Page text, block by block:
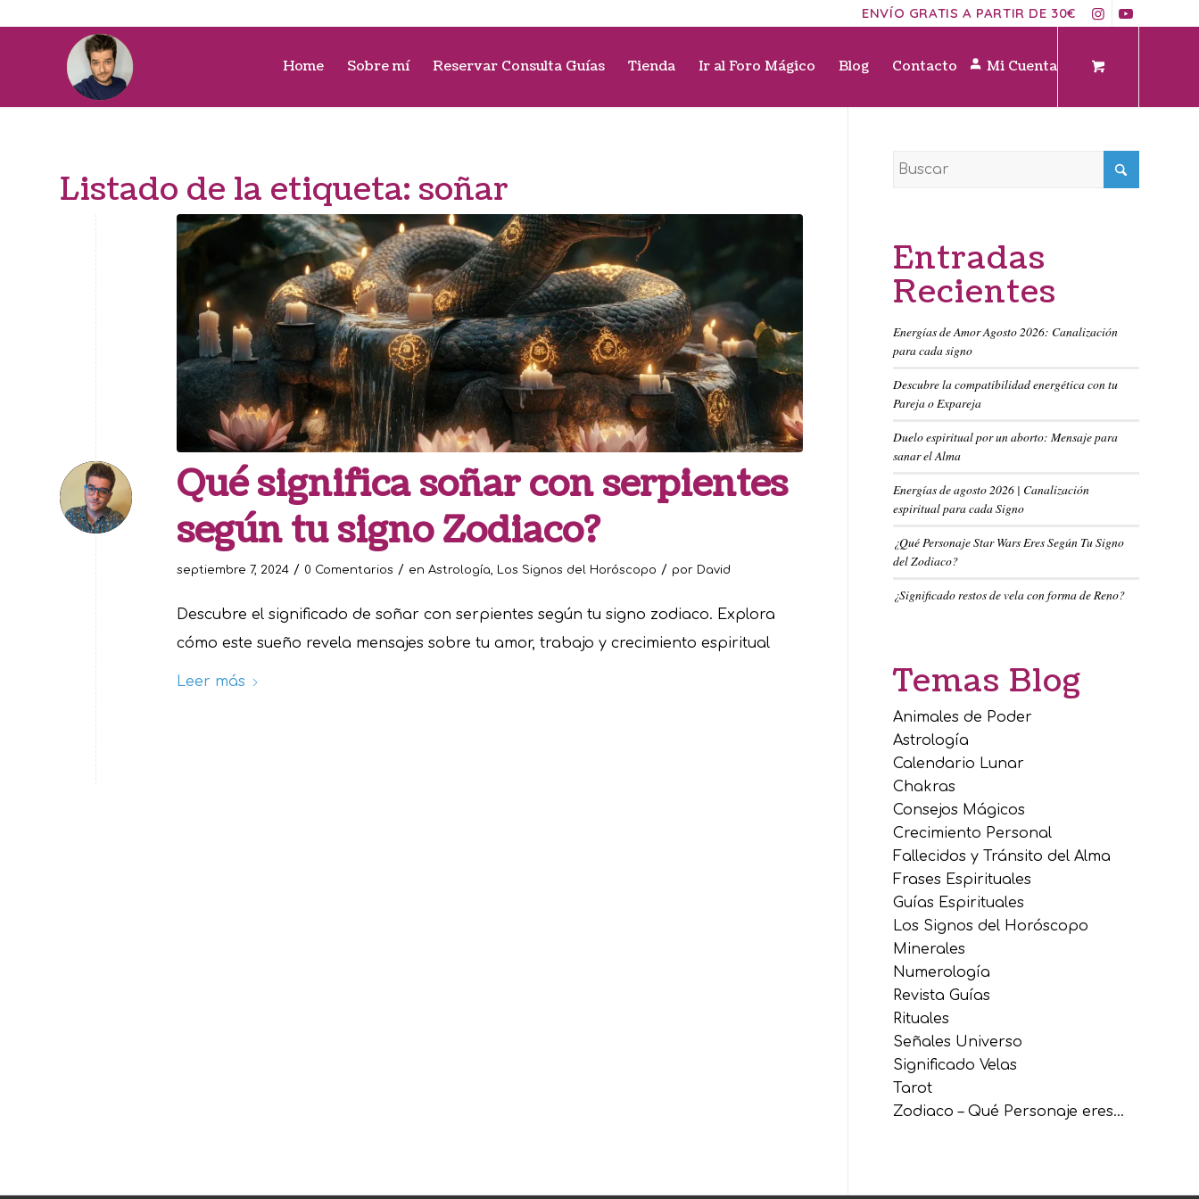
ENVÍO GRATIS A PARTIR DE 30€
Home Sobre mí Reservar Consulta Guías Tienda Ir al Foro Mágico Blog Contacto Mi Cuenta
Listado de la etiqueta: soñar
Qué significa soñar con serpientes
según tu signo Zodiaco?
septiembre 7, 2024 / 0 Comentarios / en Astrología Los Signos del Horóscopo / por David
Descubre el significado de soñar con serpientes según tu signo zodiaco. Explora
cómo este sueño revela mensajes sobre tu amor, trabajo y crecimiento espiritual
Leer más
Entradas
Recientes
Energías de Amor Agosto 2026: Canalización
para cada signo
Descubre la compatibilidad energética con tu
Pareja o Expareja
Duelo espiritual por un aborto: Mensaje para
sanar el Alma
Energías de agosto 2026 | Canalización
espiritual para cada Signo
¿Qué Personaje Star Wars Eres Según Tu Signo
del Zodiaco?
¿Significado restos de vela con forma de Reno?
Temas Blog
Animales de Poder
Astrología
Calendario Lunar
Chakras
Consejos Mágicos
Crecimiento Personal
Fallecidos y Tránsito del Alma
Frases Espirituales
Guías Espirituales
Los Signos del Horóscopo
Minerales
Numerología
Revista Guías
Rituales
Señales Universo
Significado Velas
Tarot
Zodiaco – Qué Personaje eres…